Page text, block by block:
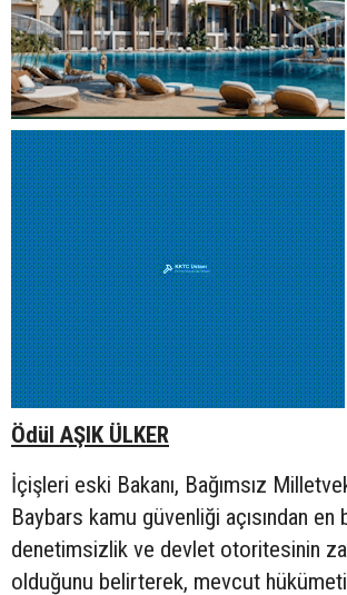
Ödül AŞIK ÜLKER
İçişleri eski Bakanı, Bağımsız
Baybars kamu güvenliği açısından
denetimsizlik ve devlet otoritesinin
olduğunu belirterek, mevcut